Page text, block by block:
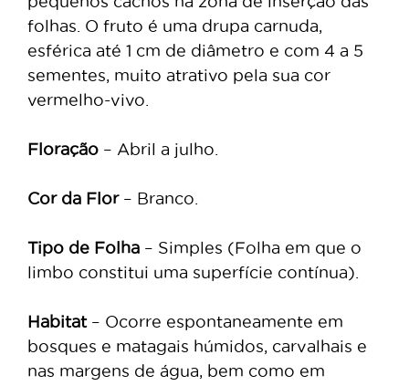
folhas. O fruto é uma drupa carnuda,
esférica até 1 cm de diâmetro e com 4 a 5
sementes, muito atrativo pela sua cor
vermelho-vivo.
Floração – Abril a julho.
Cor da Flor– Branco.
Tipo de Folha – Simples (Folha em que o
limbo constitui uma superfície contínua).
Habitat– Ocorre espontaneamente em
bosques e matagais húmidos, carvalhais e
nas margens de água, bem como em